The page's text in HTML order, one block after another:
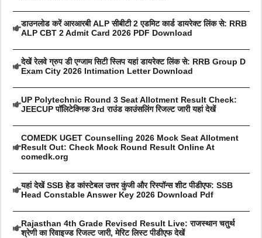
डाउनलोड करें आरआरबी ALP सीबीटी 2 एडमिट कार्ड डायरेक्ट लिंक से: RRB
ALP CBT 2 Admit Card 2026 PDF Download
देखें रेलवे ग्रुप डी एग्जाम सिटी स्लिप यहां डायरेक्ट लिंक से: RRB Group D
Exam City 2026 Intimation Letter Download
UP Polytechnic Round 3 Seat Allotment Result Check:
JEECUP पॉलिटेक्निक 3rd राउंड काउंसलिंग रिजल्ट जारी यहां देखें
COMEDK UGET Counselling 2026 Mock Seat Allotment
Result Out: Check Mock Round Result Online At
comedk.org
यहां देखें SSB हेड कांस्टेबल उत्तर कुंजी और रिस्पॉन्स शीट पीडीएफ: SSB
Head Constable Answer Key 2026 Download Pdf
Rajasthan 4th Grade Revised Result Live: राजस्थान चतुर्थ
श्रेणी का रिवाइज्ड रिजल्ट जारी, मेरिट लिस्ट पीडीएफ देखें